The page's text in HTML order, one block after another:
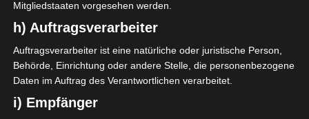
Der Club Africain ist zuhause am 1. Spieltag der Ligue
1 Pro nicht über ein 1:1-Unentschieden gegen den AS
Rejiche hinausgekommen. Yassine Chammakhi
brachte die Schützlinge von Montassar Louhichi in
der 26. Minute in Führung, ehe Ahmed Hadhri in der
Mitgliedstaaten vorgesehen werden.
h) Auftragsverarbeiter
Auftragsverarbeiter ist eine natürliche oder juristische Person,
Behörde, Einrichtung oder andere Stelle, die personenbezogene
Daten im Auftrag des Verantwortlichen verarbeitet.
i) Empfänger